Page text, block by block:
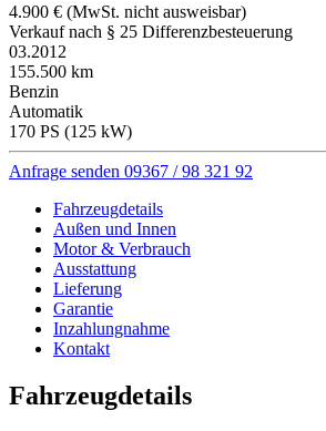
4.900 € (MwSt. nicht ausweisbar)
Verkauf nach § 25 Differenzbesteuerung
03.2012
155.500 km
Benzin
Automatik
170 PS (125 kW)
Anfrage senden 09367 / 98 321 92
Fahrzeugdetails
Außen und Innen
Motor & Verbrauch
Ausstattung
Lieferung
Garantie
Inzahlungnahme
Kontakt
Fahrzeugdetails